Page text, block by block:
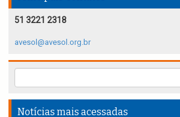
51 3221 2318
avesol@avesol.org.br
Notícias mais acessadas